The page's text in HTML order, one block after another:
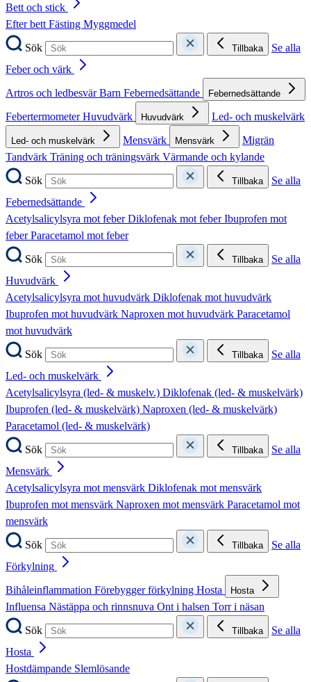
Bett och stick
Efter bettFästing Myggmedel
Sök
Tillbaka
Se alla
Feber och värk
Artros och ledbesvärBarn Febernedsättande Febernedsättande
FebertermometerHuvudvärk Huvudvärk Led- och muskelvärk
Led- och muskelvärk Mensvärk Mensvärk
Migrän
Tandvärk Träning och träningsvärk Värmande och kylande
Sök
Tillbaka
Se alla
Febernedsättande
Acetylsalicylsyra mot feberDiklofenak mot feberIbuprofen mot
feberParacetamol mot feber
Sök
Tillbaka
Se alla
Huvudvärk
Acetylsalicylsyra mot huvudvärk Diklofenak mot huvudvärk
Ibuprofen mot huvudvärk Naproxen mot huvudvärk Paracetamol
mot huvudvärk
Sök
Tillbaka
Se alla
Led- och muskelvärk
Acetylsalicylsyra (led- & muskelv.) Diklofenak (led- & muskelvärk)
Ibuprofen (led- & muskelvärk) Naproxen (led- & muskelvärk)
Paracetamol (led- & muskelvärk)
Sök
Tillbaka
Se alla
Mensvärk
Acetylsalicylsyra mot mensvärk Diklofenak mot mensvärk
Ibuprofen mot mensvärk Naproxen mot mensvärk Paracetamol mot
mensvärk
Sök
Tillbaka
Se alla
Förkylning
Bihåleinflammation Förebygger förkylning Hosta Hosta
Influensa Nästäppa och rinnsnuva Ont i halsen Torr i näsan
Sök
Tillbaka
Se alla
Hosta
Hostdämpande Slemlösande